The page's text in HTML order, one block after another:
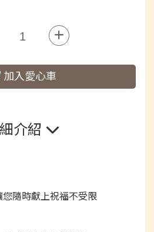
加入愛心車
介紹
隨時獻上祝福不受限